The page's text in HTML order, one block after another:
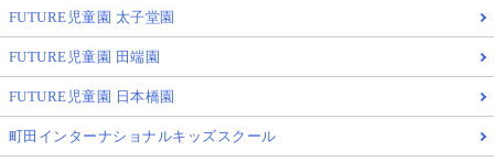
FUTURE児童園 太子堂園
FUTURE児童園 田端園
FUTURE児童園 日本橋園
町田インターナショナルキッズスクール